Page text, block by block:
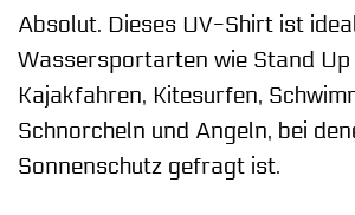
Absolut. Dieses UV-Shirt ist
Wassersportarten wie Stand Up
Kajakfahren, Kitesurfen,
Schnorcheln und Angeln, bei
Sonnenschutz gefragt ist.